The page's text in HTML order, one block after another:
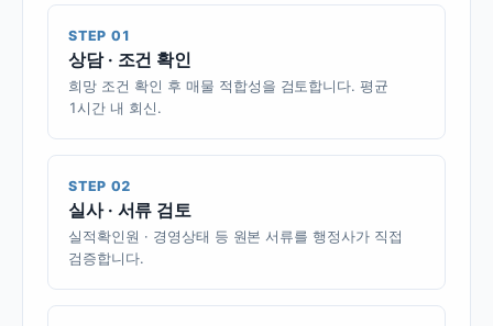
STEP 01
상담 · 조건 확인
희망 조건 확인 후 매물 적합성을 검토합니다. 평균
1시간 내 회신.
STEP 02
실사 · 서류 검토
실적확인원 · 경영상태 등 원본 서류를 행정사가 직접
검증합니다.